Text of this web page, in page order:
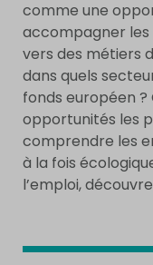
comme une
accompagner les
vers des métiers
dans quels
fonds européen
opportunités les
comprendre les
à la fois
l’emploi,